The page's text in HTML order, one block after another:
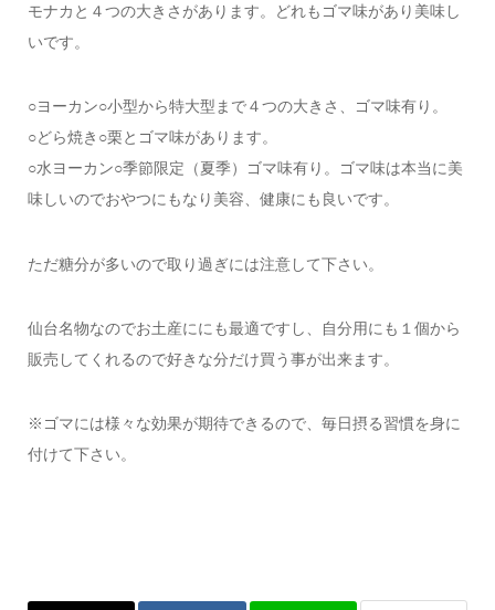
モナカと４つの大きさがあります。どれもゴマ味があり美味し
いです。
○ヨーカン○小型から特大型まで４つの大きさ、ゴマ味有り。
○どら焼き○栗とゴマ味があります。
○水ヨーカン○季節限定（夏季）ゴマ味有り。ゴマ味は本当に美
味しいのでおやつにもなり美容、健康にも良いです。
ただ糖分が多いので取り過ぎには注意して下さい。
仙台名物なのでお土産ににも最適ですし、自分用にも１個から
販売してくれるので好きな分だけ買う事が出来ます。
※ゴマには様々な効果が期待できるので、毎日摂る習慣を身に
付けて下さい。